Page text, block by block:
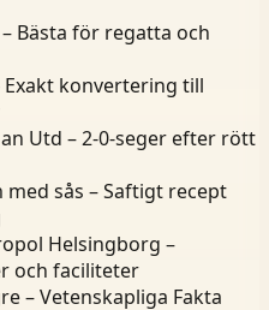
Bästa för regatta och
Exakt konvertering till
Utd – 2-0-seger efter rött
sås – Saftigt recept
Helsingborg –
och faciliteter
– Vetenskapliga Fakta